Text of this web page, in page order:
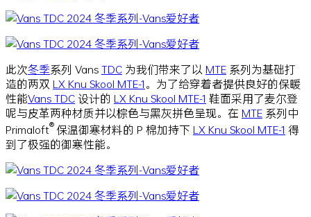
此次冬季系列 VansTDC 为我们带来了以 MTE 系列为基础打
造的两双 LX Knu Skool MTE-1。为了给穿着者提供良好的保暖
性能Vans TDC设计的 LX Knu Skool MTE-1 鞋面采用了麦尔登
呢与皮革两种材质并以棕色与黑灰拼色呈现。在 MTE 系列中
Primaloft® 保温御寒材料的 P 棉加持下 LX Knu Skool MTE-1 得
到了极强的御寒性能。